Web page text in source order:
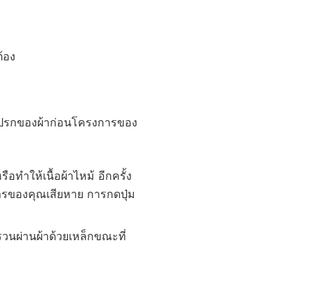
ง
กของผ้าก่อนโครงการของ
อทำให้เนื้อผ้าไหม้ อีกครั้ง
ของคุณเสียหาย การกดปุ่ม
นผ่านผ้าด้วยเหล็กขณะที่